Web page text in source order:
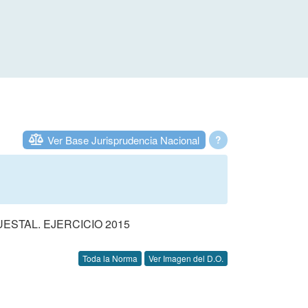
?
Ver Base Jurisprudencia Nacional
EJERCICIO 2015
Toda la Norma Ver Imagen del D.O.